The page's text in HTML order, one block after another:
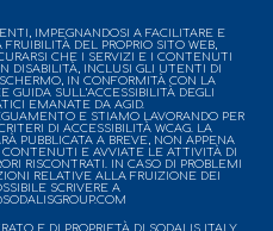
IMPEGNANDOSI A FACILITARE E
DEL PROPRIO SITO WEB,
CHE I SERVIZI E I CONTENUTI
DISABILITÀ, INCLUSI GLI UTENTI DI
IN CONFORMITÀ CON LA
GUIDA SULL’ACCESSIBILITÀ DEGLI
EMANATE DA AGID.
E STIAMO LAVORANDO PER
DI ACCESSIBILITÀ WCAG. LA
PUBBLICATA A BREVE, NON APPENA
E AVVIATE LE ATTIVITÀ DI
RISCONTRATI. IN CASO DI PROBLEMI
RELATIVE ALLA FRUIZIONE DEI
SCRIVERE A
E DI PROPRIETÀ DI SODALIS ITALY